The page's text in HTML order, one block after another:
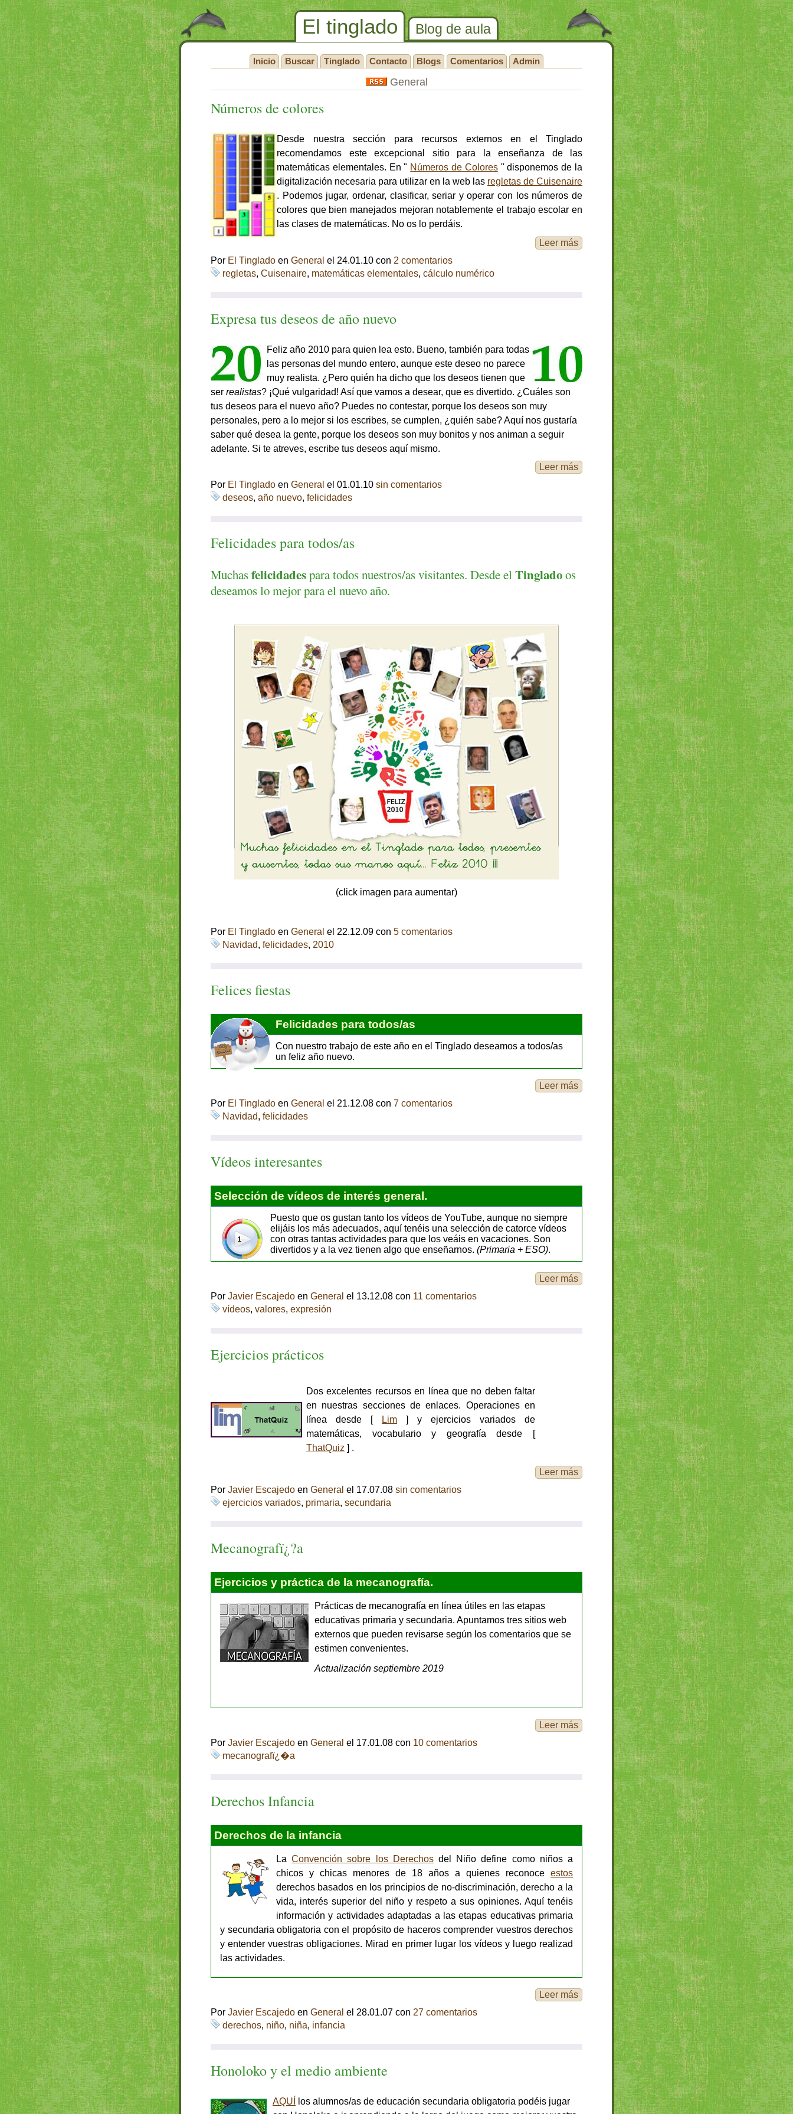
El tinglado Blog de aula
Inicio Buscar Tinglado Contacto Blogs Comentarios Admin
General
Números de colores
Desde nuestra sección para recursos externos en el Tinglado
recomendamos este excepcional sitio para la enseñanza de las
matemáticas elementales. En " Números de Colores" disponemos de la
digitalización necesaria para utilizar en la web las regletas de Cuisenaire
. Podemos jugar, ordenar, clasificar, seriar y operar con los números de
colores que bien manejados mejoran notablemente el trabajo escolar en
las clases de matemáticas. No os lo perdáis.
Leer más
Por El Tinglado en General el 24.01.10 con 2 comentarios
regletas, Cuisenaire, matemáticas elementales, cálculo numérico
Expresa tus deseos de año nuevo
Feliz año 2010 para quien lea esto. Bueno, también para todas
las personas del mundo entero, aunque este deseo no parece
muy realista. ¿Pero quién ha dicho que los deseos tienen que
ser realistas? ¡Qué vulgaridad! Así que vamos a desear, que es divertido. ¿Cuáles son
tus deseos para el nuevo año? Puedes no contestar, porque los deseos son muy
personales, pero a lo mejor si los escribes, se cumplen, ¿quién sabe? Aquí nos gustaría
saber qué desea la gente, porque los deseos son muy bonitos y nos animan a seguir
adelante. Si te atreves, escribe tus deseos aquí mismo.
Leer más
Por El Tinglado en General el 01.01.10 sin comentarios
deseos, año nuevo, felicidades
Felicidades para todos/as
Muchasfelicidadespara todos nuestros/as visitantes. Desde el Tingladoos
deseamos lo mejor para el nuevo año.
(click imagen para aumentar)
Por El Tinglado en General el 22.12.09 con 5 comentarios
Navidad, felicidades, 2010
Felices fiestas
Felicidades para todos/as
Con nuestro trabajo de este año en el Tinglado deseamos a todos/as
un feliz año nuevo.
Leer más
Por El Tinglado en General el 21.12.08 con 7 comentarios
Navidad, felicidades
Vídeos interesantes
Selección de vídeos de interés general.
Puesto que os gustan tanto los vídeos de YouTube, aunque no siempre
elijáis los más adecuados, aquí tenéis una selección de catorce vídeos
con otras tantas actividades para que los veáis en vacaciones. Son
divertidos y a la vez tienen algo que enseñarnos. (Primaria + ESO).
Leer más
Por Javier Escajedo en General el 13.12.08 con 11 comentarios
vídeos, valores, expresión
Ejercicios prácticos
Dos excelentes recursos en línea que no deben faltar
en nuestras secciones de enlaces. Operaciones en
línea desde [
Lim ] y ejercicios variados de
matemáticas, vocabulario y geografía desde [
ThatQuiz ] .
Leer más
Por Javier Escajedo en General el 17.07.08 sin comentarios
ejercicios variados, primaria, secundaria
Mecanografï¿?a
Ejercicios y práctica de la mecanografía.
Prácticas de mecanografía en línea útiles en las etapas
educativas primaria y secundaria. Apuntamos tres sitios web
externos que pueden revisarse según los comentarios que se
estimen convenientes.
Actualización septiembre 2019
Leer más
Por Javier Escajedo en General el 17.01.08 con 10 comentarios
mecanografï¿�a
Derechos Infancia
Derechos de la infancia
LaConvención sobre los Derechosdel Niño define como niños a
chicos y chicas menores de 18 años a quienes reconoce estos
derechos basados en los principios de no-discriminación, derecho a la
vida, interés superior del niño y respeto a sus opiniones. Aquí tenéis
información y actividades adaptadas a las etapas educativas primaria
y secundaria obligatoria con el propósito de haceros comprender vuestros derechos
y entender vuestras obligaciones. Mirad en primer lugar los vídeos y luego realizad
las actividades.
Leer más
Por Javier Escajedo en General el 28.01.07 con 27 comentarios
derechos, niño, niña, infancia
Honoloko y el medio ambiente
AQUÍ
los alumnos/as de educación secundaria obligatoria podéis jugar